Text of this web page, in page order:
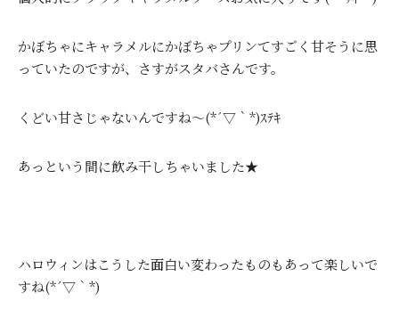
かぼちゃにキャラメルにかぼちゃプリンてすごく甘そうに思
っていたのですが、さすがスタバさんです。
くどい甘さじゃないんですね～(*´▽｀*)ｽﾃｷ
あっという間に飲み干しちゃいました★
ハロウィンはこうした面白い変わったものもあって楽しいで
すね(*´▽｀*)